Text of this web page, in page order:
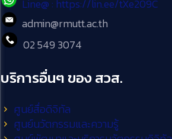
Line@ : https://lin.ee/tXe209C
admin@rmutt.ac.th
02 549 3074
บริการอื่นๆ ของ สวส.
ศูนย์สื่อดิจิทัล
ศูนย์นวัตกรรมและความรู้